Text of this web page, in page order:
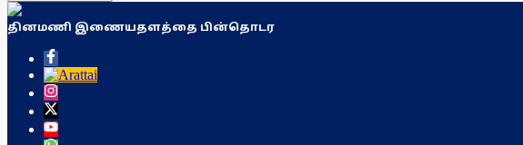
தினமணி இணையதளத்தை பின்தொடர